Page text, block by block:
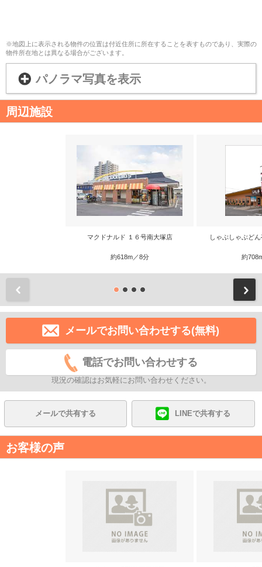
※地図上に表示される物件の位置は付近住所に所在することを表すものであり、実際の
物件所在地とは異なる場合がございます。
パノラマ写真を表示
周辺施設
マクドナルド １６号南大塚店
約618m／8分
しゃぶしゃぶど
約
メールでお問い合わせする(無料)
電話でお問い合わせする
現況の確認はお気軽にお問い合わせください。
メールで共有する LINEで共有する
お客様の声